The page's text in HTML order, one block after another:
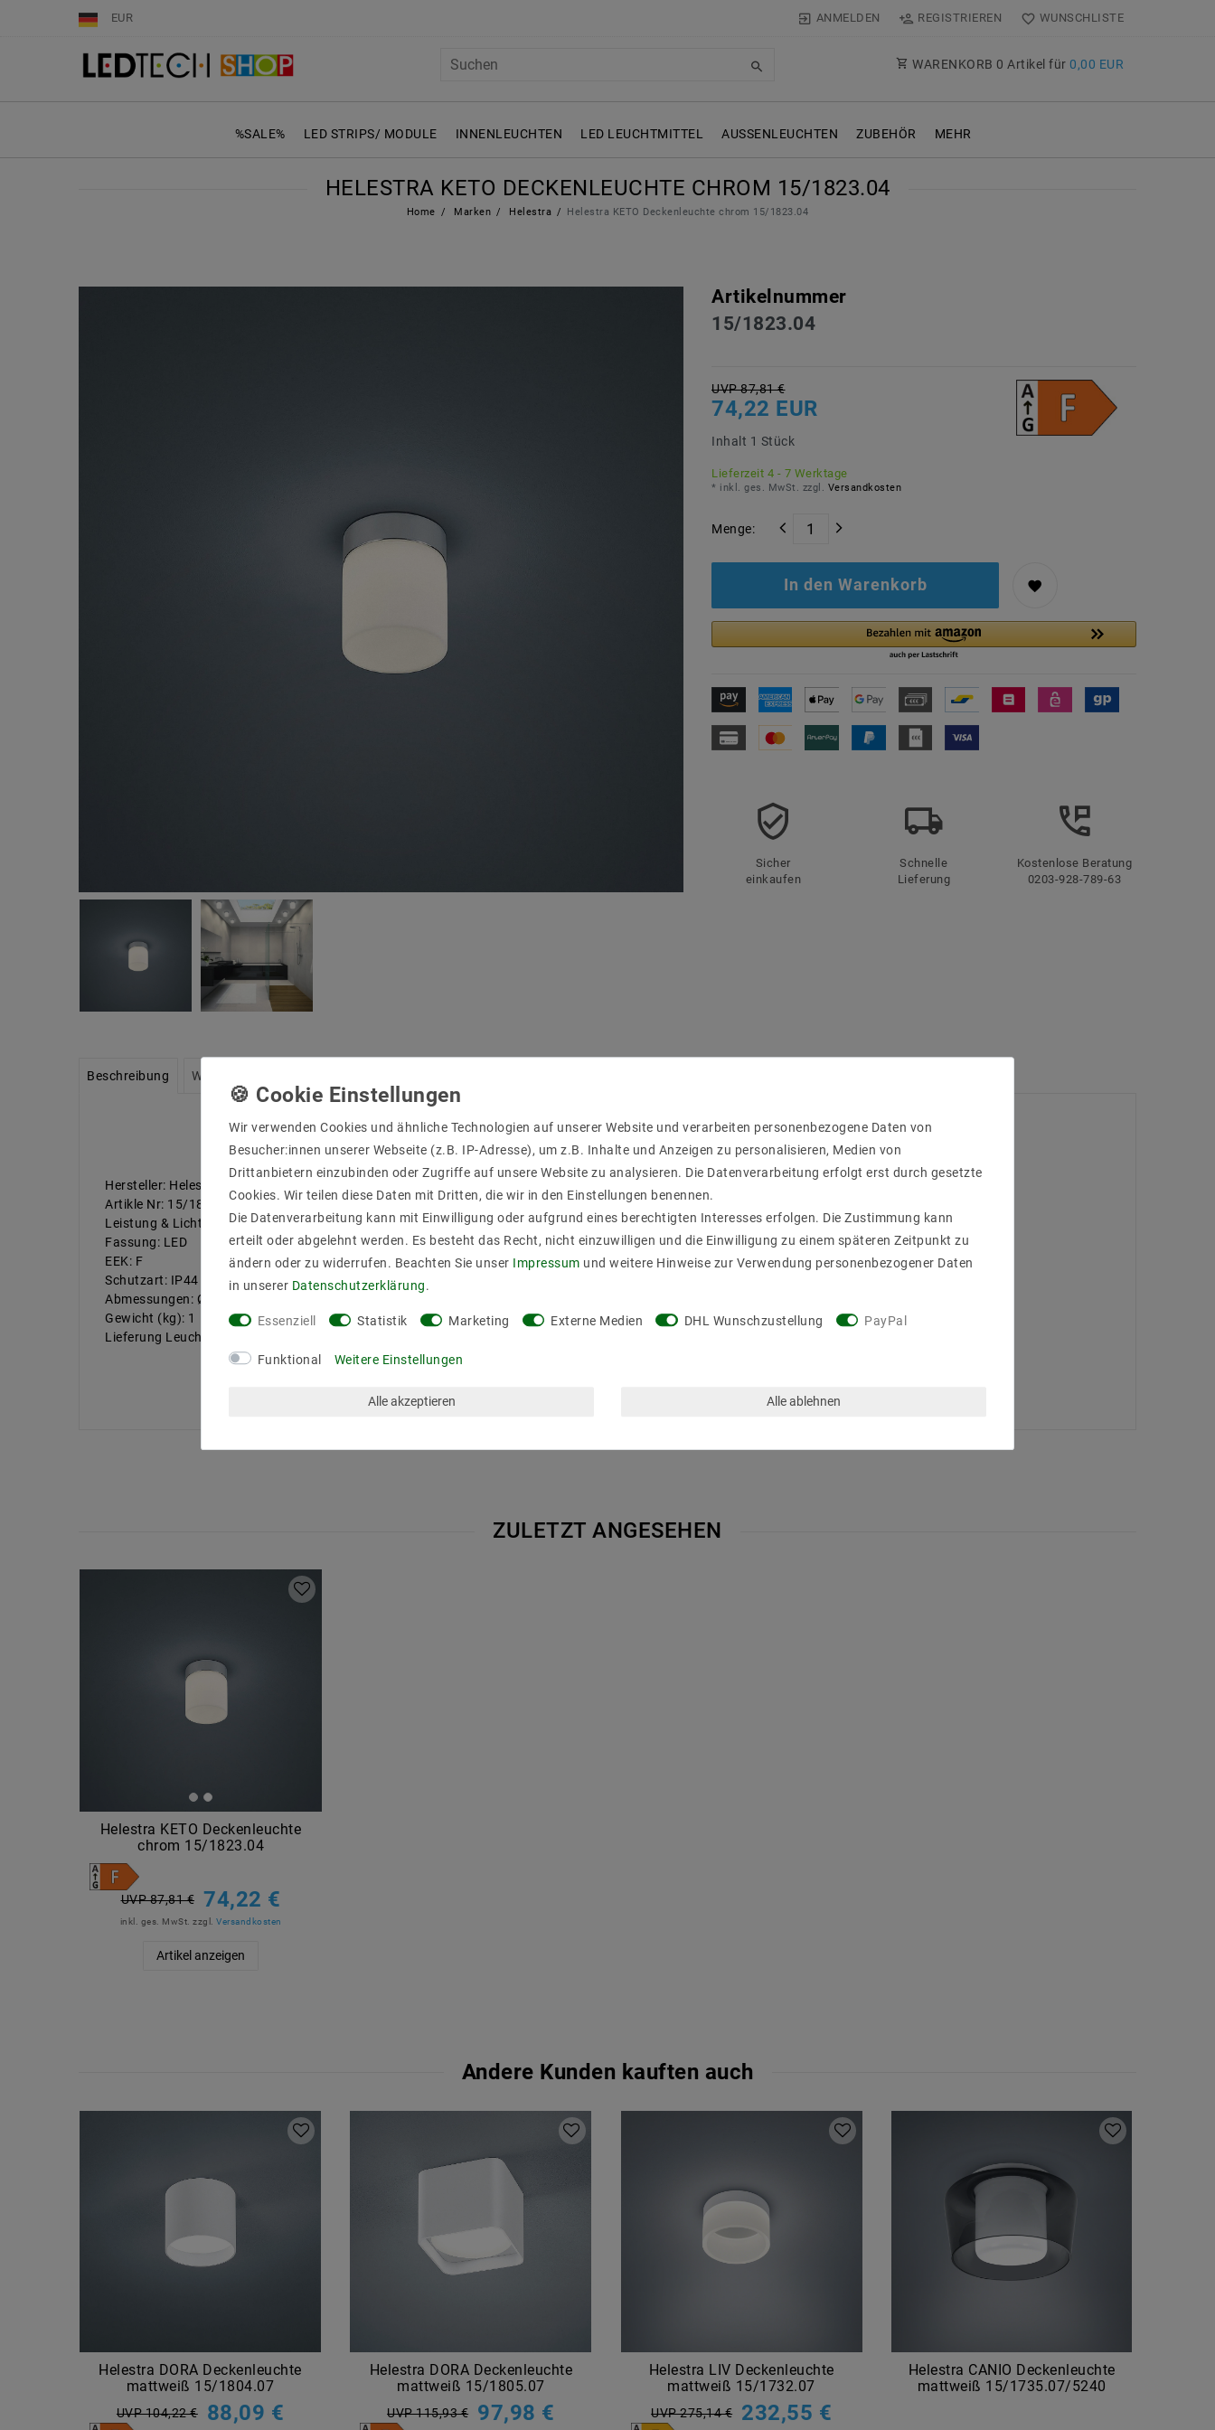
EUR ANMELDEN REGISTRIEREN WUNSCHLISTE
WARENKORB 0 Artikel für 0,00 EUR
%SALE% LED STRIPS/ MODULE INNENLEUCHTEN LED LEUCHTMITTEL AUSSENLEUCHTEN ZUBEHÖR MEHR
HELESTRA KETO DECKENLEUCHTE CHROM 15/1823.04
Home Marken Helestra Helestra KETO Deckenleuchte chrom 15/1823.04
Artikelnummer
15/1823.04
UVP 87,81 €
74,22 EUR
Inhalt 1 Stück
Lieferzeit 4 - 7 Werktage
* inkl. ges. MwSt. zzgl. Versandkosten
Menge:
In den Warenkorb
Sicher
einkaufen
Schnelle
Lieferung
Kostenlose Beratung
0203-928-789-63
Beschreibung Weitere Details
Hersteller: Helestra
Artikle Nr: 15/1823.04
Leistung & Lichtfarb: 6 W, 2900 K, 630 lm
Fassung: LED
EEK: F
Schutzart: IP44
Abmessungen: Ø 100, H 125 mm
Gewicht (kg): 1
Lieferung Leuchtmittel: inkl.
ZULETZT ANGESEHEN
Helestra KETO Deckenleuchte
chrom 15/1823.04
UVP 87,81 € 74,22 €
inkl. ges. MwSt. zzgl. Versandkosten
Artikel anzeigen
Andere Kunden kauften auch
Helestra DORA Deckenleuchte
mattweiß 15/1804.07
UVP 104,22 € 88,09 €
Helestra DORA Deckenleuchte
mattweiß 15/1805.07
UVP 115,93 € 97,98 €
Helestra LIV Deckenleuchte
mattweiß 15/1732.07
UVP 275,14 € 232,55 €
Helestra CANIO Deckenleuchte
mattweiß 15/1735.07/5240
Wir verwenden Cookies und ähnliche Technologien auf unserer Website und verarbeiten personenbezogene Daten von
Besucher:innen unserer Webseite (z.B. IP-Adresse), um z.B. Inhalte und Anzeigen zu personalisieren, Medien von
Drittanbietern einzubinden oder Zugriffe auf unsere Website zu analysieren. Die Datenverarbeitung erfolgt erst durch gesetzte
Cookies. Wir teilen diese Daten mit Dritten, die wir in den Einstellungen benennen.
Die Datenverarbeitung kann mit Einwilligung oder aufgrund eines berechtigten Interesses erfolgen. Die Zustimmung kann
erteilt oder abgelehnt werden. Es besteht das Recht, nicht einzuwilligen und die Einwilligung zu einem späteren Zeitpunkt zu
ändern oder zu widerrufen. Beachten Sie unser Impressum und weitere Hinweise zur Verwendung personenbezogener Daten
in unserer Daten­schutz­erklärung.
Essenziell Statistik Marketing Externe Medien DHL Wunschzustellung PayPal
Funktional Weitere Einstellungen
Alle akzeptieren Alle ablehnen